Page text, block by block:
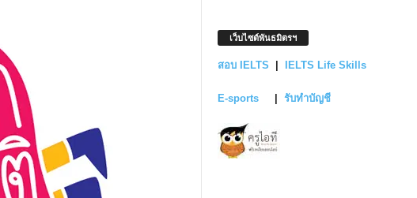
เว็บไซต์พันธมิตรฯ
สอบ IELTS IELTS Life Skills
E-sports รับทำบัญชี